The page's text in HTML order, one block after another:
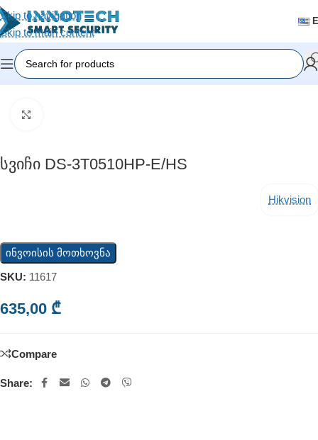
Skip to navigation
Skip to main content
Home/Video Surveillance/PoE Switches
Სვიჩი DS-3T0510HP-E/HS
Hikvision
ინვოისის მოთხოვნა
SKU: 11617
635,00 ₾
Compare
Share: